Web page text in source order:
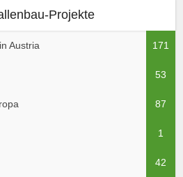
Projekte
Austria 171
53
87
1
42